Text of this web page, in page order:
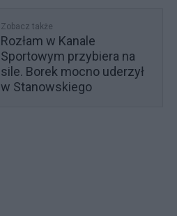
Zobacz także
Rozłam w Kanale
Sportowym przybiera na
sile. Borek mocno uderzył
w Stanowskiego